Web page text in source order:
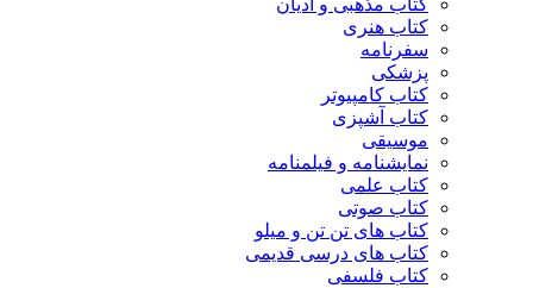
کتاب مذهبی و ادیان
کتاب هنری
سفرنامه
پزشکی
کتاب کامپیوتر
کتاب آشپزی
موسیقی
نمایشنامه و فیلمنامه
کتاب علمی
کتاب صوتی
کتاب های تن تن و میلو
کتاب های درسی قدیمی
کتاب فلسفی